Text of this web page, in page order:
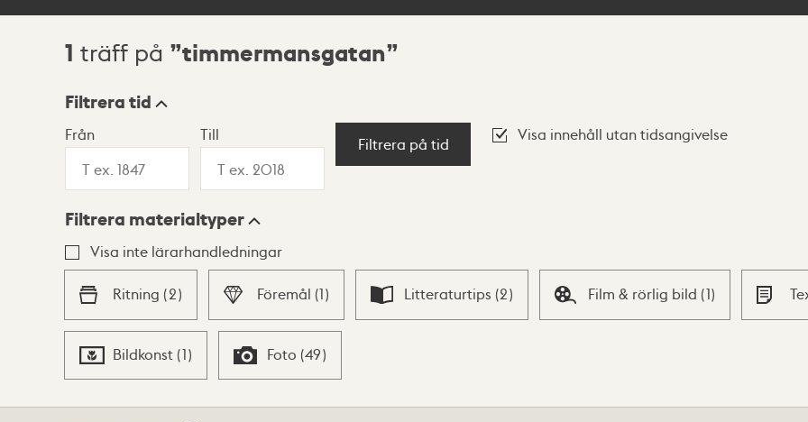
Sökresultat
1 träff på timmermansgatan
Visningsläge
Lista Karta
Filtrera tid
Från Till
Filtrera på tid
Visa innehåll utan tidsangivelse
Filtrera materialtyper
Visa inte lärarhandledningar
Ritning (2) Föremål (1) Litteraturtips (2) Film & rörlig bild (1)
Bildkonst (1) Foto (49)